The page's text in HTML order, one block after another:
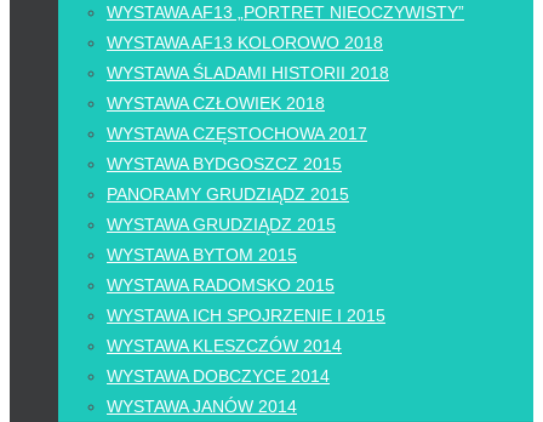
WYSTAWA AF13 „PORTRET NIEOCZYWISTY”
WYSTAWA AF13 KOLOROWO 2018
WYSTAWA ŚLADAMI HISTORII 2018
WYSTAWA CZŁOWIEK 2018
WYSTAWA CZĘSTOCHOWA 2017
WYSTAWA BYDGOSZCZ 2015
PANORAMY GRUDZIĄDZ 2015
WYSTAWA GRUDZIĄDZ 2015
WYSTAWA BYTOM 2015
WYSTAWA RADOMSKO 2015
WYSTAWA ICH SPOJRZENIE I 2015
WYSTAWA KLESZCZÓW 2014
WYSTAWA DOBCZYCE 2014
WYSTAWA JANÓW 2014